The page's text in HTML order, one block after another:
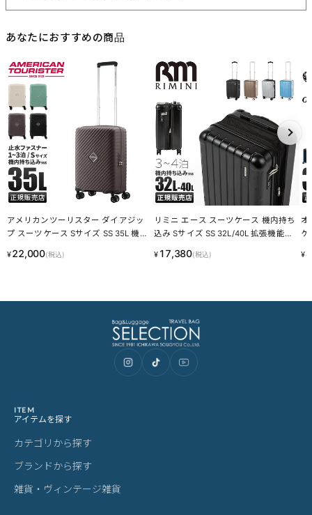
あなたにおすすめの商品
アメリカンツーリスター ダイアジッ
プ スーツケース Sサイズ SS 35L 機内
NECPN
¥22,000(税込)
リミニ エース スーツケース 機内持ち
込み Sサイズ SS 32L/40L 拡張機能付
¥ 17,380(税込)
オ
ケ
¥
ITEM
アイテムを探す
カテゴリから探す
ブランドから探す
雑貨・ヴィンテージ雑貨